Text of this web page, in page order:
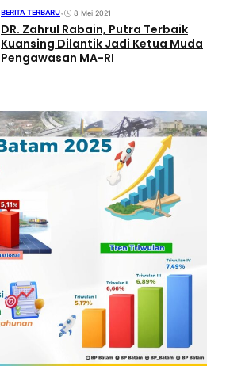
BERITA TERBARU• 8 Mei 2021
DR. Zahrul Rabain, Putra Terbaik
Kuansing Dilantik Jadi Ketua Muda
Pengawasan MA-RI